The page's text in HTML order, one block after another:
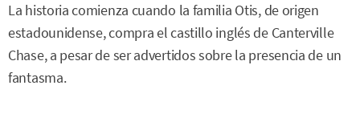
La historia comienza cuando la familia Otis, de origen
estadounidense, compra el castillo inglés de Canterville
Chase, a pesar de ser advertidos sobre la presencia de un
fantasma.